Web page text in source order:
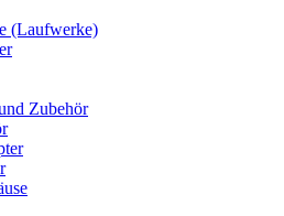
(Laufwerke)
Zubehör